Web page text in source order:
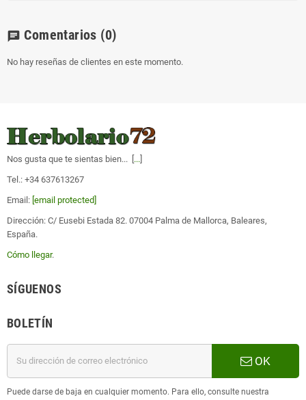
chat Comentarios (0)
No hay reseñas de clientes en este momento.
Nos gusta que te sientas bien... [ ...
Tel.: +34 637613267
Email: [email protected]
Dirección: C/ Eusebi Estada 82. 07004 Palma de Mallorca, Baleares,
España.
Cómo llegar.
SÍGUENOS
BOLETÍN
OK
Puede darse de baja en cualquier momento. Para ello, consulte nuestra